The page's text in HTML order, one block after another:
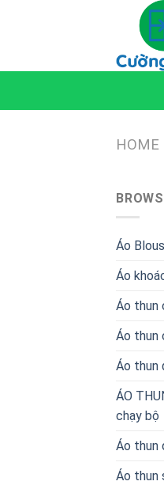
HOME
Áo
Áo
Áo thun
Áo thun
Áo thun
ÁO
chạy bộ
Áo thun
Áo thun